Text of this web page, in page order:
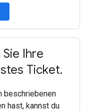
Ihre
Ticket.
beschriebenen
hast, kannst du